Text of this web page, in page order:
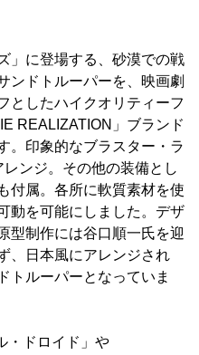
」に登場する、砂漠での戦
ンドトルーパーを、映画劇
としたハイクオリティーフ
REALIZATION」ブランド
。印象的なブラスター・ラ
ンジ。その他の装備とし
付属。各所に軟質素材を使
動を可能にしました。デザ
型制作には谷口順一氏を迎
、日本風にアレンジされ
トルーパーとなっていま
・ドロイド」や